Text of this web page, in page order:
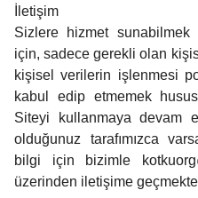
İletişim
Sizlere hizmet sunabilmek
için, sadece gerekli olan
kişisel verilerin işlenmesi
kabul edip etmemek
Siteyi kullanmaya devam
olduğunuz tarafımızca
bilgi için bizimle
üzerinden iletişime